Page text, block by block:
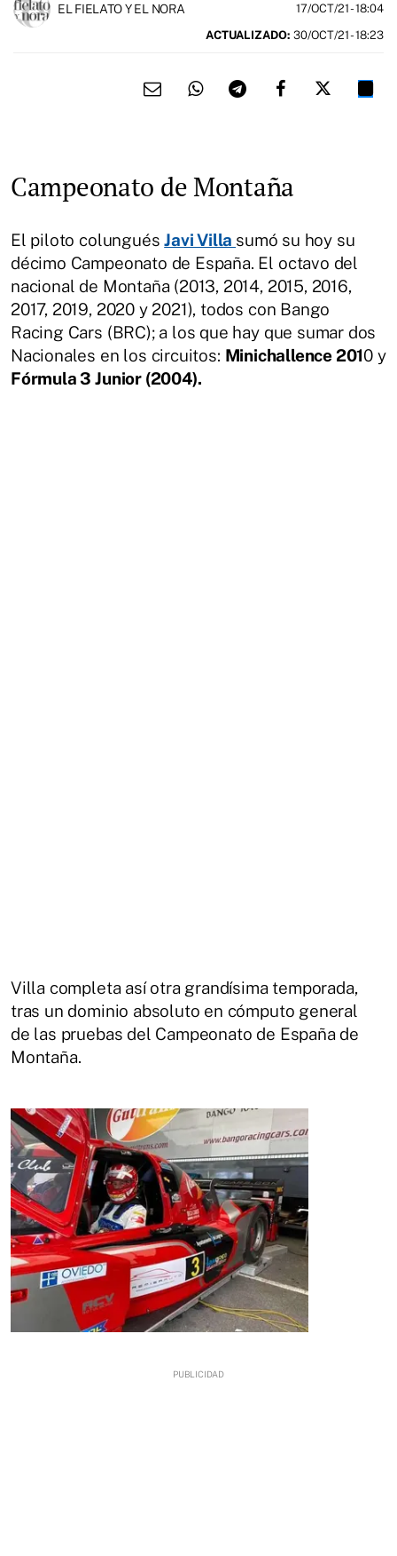
EL FIELATO Y EL NORA 17/OCT/21- 18:04
ACTUALIZADO: 30/OCT/21 - 18:23
Campeonato de Montaña
El piloto colunguésJavi Villa sumó su hoy su
décimo Campeonato de España. El octavo del
nacional de Montaña (2013, 2014, 2015, 2016,
2017, 2019, 2020 y 2021), todos con Bango
Racing Cars (BRC); a los que hay que sumar dos
Nacionales en los circuitos: Minichallence 2010 y
Fórmula 3 Junior (2004).
Villa completa así otra grandísima temporada,
tras un dominio absoluto en cómputo general
de las pruebas del Campeonato de España de
Montaña.